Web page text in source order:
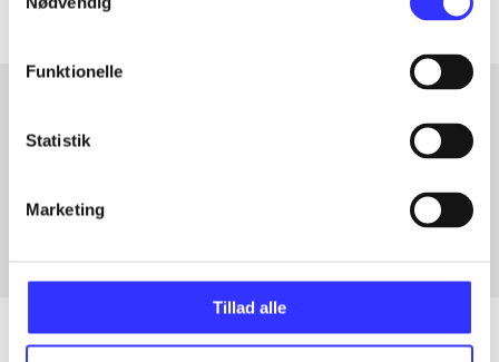
Funktionelle
Statistik
Marketing
Tillad alle
Artikler med samme emner